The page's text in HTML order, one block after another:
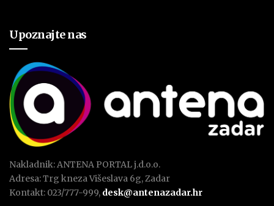
Upoznajte nas
Nakladnik: ANTENA PORTAL j.d.o.o.
Adresa: Trg kneza Višeslava 6g, Zadar
Kontakt: 023/777-999, desk@antenazadar.hr